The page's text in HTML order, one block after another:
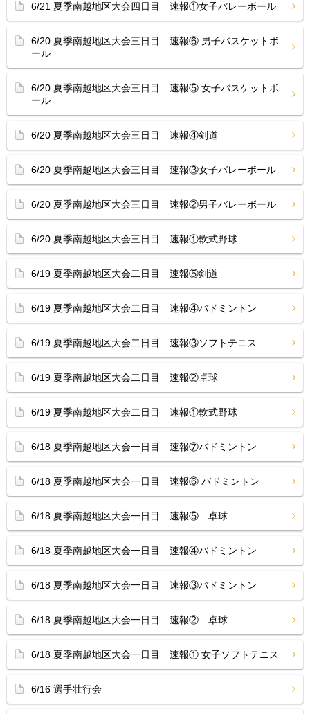
6/21 夏季南越地区大会四日目 速報①女子バレーボール
6/20 夏季南越地区大会三日目 速報⑥ 男子バスケットボ
ール
6/20 夏季南越地区大会三日目 速報⑤ 女子バスケットボ
ール
6/20 夏季南越地区大会三日目 速報④剣道
6/20 夏季南越地区大会三日目 速報③女子バレーボール
6/20 夏季南越地区大会三日目 速報②男子バレーボール
6/20 夏季南越地区大会三日目 速報①軟式野球
6/19 夏季南越地区大会二日目 速報⑤剣道
6/19 夏季南越地区大会二日目 速報④バドミントン
6/19 夏季南越地区大会二日目 速報③ソフトテニス
6/19 夏季南越地区大会二日目 速報②卓球
6/19 夏季南越地区大会二日目 速報①軟式野球
6/18 夏季南越地区大会一日目 速報⑦バドミントン
6/18 夏季南越地区大会一日目 速報⑥ バドミントン
6/18 夏季南越地区大会一日目 速報⑤ 卓球
6/18 夏季南越地区大会一日目 速報④バドミントン
6/18 夏季南越地区大会一日目 速報③バドミントン
6/18 夏季南越地区大会一日目 速報② 卓球
6/18 夏季南越地区大会一日目 速報① 女子ソフトテニス
6/16 選手壮行会